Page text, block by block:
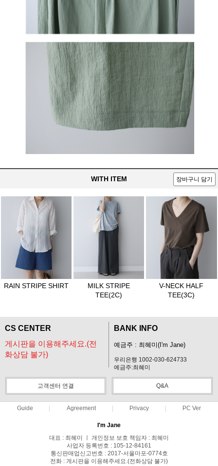
WITH ITEM 장바구니 담기
RAIN STRIPE SHIRT
MILK STRIPE
TEE(2C)
V-NECK HALF
TEE(3C)
CS CENTER
게시판을 이용해주세요.(전
화상담 불가)
BANK INFO
예금주 : 최혜미(I'm Jane)
우리은행 1002-030-624733
예금주:최혜미
고객센터 연결 Q&A
Guide Agreement Privacy PC Ver
I′m Jane
대표 : 최혜미 ㅣ 개인정보 보호 책임자 : 최혜미
사업자 등록번호 : 105-12-84161
통신판매업신고번호 : 2017-서울마포-0774호
전화 : 게시판을 이용해주세요.(전화상담 불가)